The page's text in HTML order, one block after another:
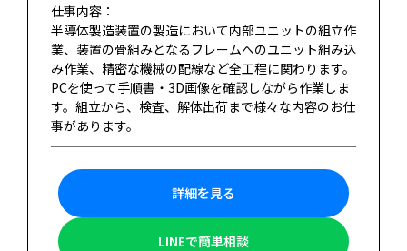
仕事内容：
半導体製造装置の製造において内部ユニットの組立作
業、装置の骨組みとなるフレームへのユニット組み込
み作業、精密な機械の配線など全工程に関わります。
PCを使って手順書・3D画像を確認しながら作業しま
す。組立から、検査、解体出荷まで様々な内容のお仕
事があります。
詳細を見る
LINEで簡単相談